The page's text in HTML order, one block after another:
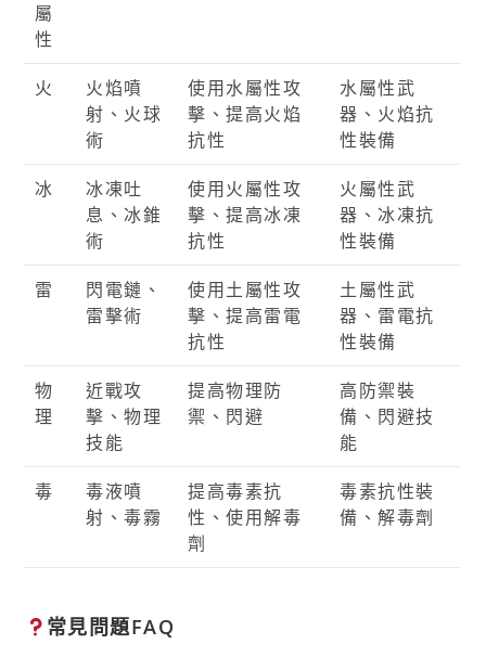
屬
性
火
火焰噴
射、火球
術
使用水屬性攻
擊、提高火焰
抗性
水屬性武
器、火焰抗
性裝備
冰
冰凍吐
息、冰錐
術
使用火屬性攻
擊、提高冰凍
抗性
火屬性武
器、冰凍抗
性裝備
雷
閃電鏈、
雷擊術
使用土屬性攻
擊、提高雷電
抗性
土屬性武
器、雷電抗
性裝備
物
理
近戰攻
擊、物理
技能
提高物理防
禦、閃避
高防禦裝
備、閃避技
能
毒
毒液噴
射、毒霧
提高毒素抗
性、使用解毒
劑
毒素抗性裝
備、解毒劑
常見問題FAQ